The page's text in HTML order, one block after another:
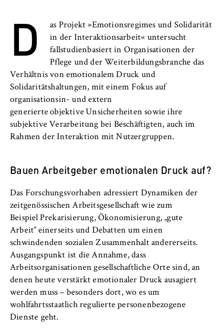
B
e
l
i
n
S
c
h
l
f
E
c
o
n
o
m
i
c
s
a
D
as Projekt »Emotionsregimes und Solidarität
in der Interaktionsarbeit« untersucht
fallstudienbasiert in Organisationen der
Pflege und der Weiterbildungsbranche das
Verhältnis von emotionalem Druck und
Solidaritätshaltungen, mit einem Fokus auf
organisationsin- und extern
generierte objektive Unsicherheiten sowie ihre
subjektive Verarbeitung bei Beschäftigten, auch im
Rahmen der Interaktion mit Nutzergruppen.
Bauen Arbeitgeber emotionalen Druck auf?
Das Forschungsvorhaben adressiert Dynamiken der
zeitgenössischen Arbeitsgesellschaft wie zum
Beispiel Prekarisierung, Ökonomisierung, „gute
Arbeit“ einerseits und Debatten um einen
schwindenden sozialen Zusammenhalt andererseits.
Ausgangspunkt ist die Annahme, dass
Arbeitsorganisationen gesellschaftliche Orte sind, an
denen heute verstärkt emotionaler Druck ausagiert
werden muss – besonders dort, wo es um
wohlfahrtsstaatlich regulierte personenbezogene
Dienste geht.
Betreiber dieser Website
Zweck:
Speichert den Zustimmungsstatus des
Benutzers für Cookies auf der aktuellen
Domäne. Dadurch wird verhindert, dass das
Cookie-Banner bei jedem erneuten Aufruf
der Website wiederholt angezeigt wird.
Cookie Laufzeit:
1 Jahr
TYPO3 Frontend Nutzer
Name:
fe_typo_user
Anbieter:
Betreiber dieser Website
Zweck:
Dient der Identifizierung der
Browsersitzung für eingeloggte Frontend-
Benutzer (z. B. im geschützten
Mitgliederbereich). Er speichert die
Session-ID und sorgt dafür, dass der Nutzer
während des Besuchs eingeloggt bleibt.